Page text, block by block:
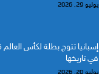
يوليو 29, 2026
في تاريخها
يوليو 20, 2026